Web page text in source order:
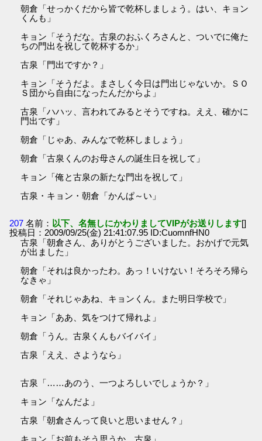
朝倉「せっかくだから皆で乾杯しましょう。はい、キョン
くんも」
キョン「そうだな。古泉のおふくろさんと、ついでに俺た
ちの門出を祝して乾杯するか」
古泉「門出ですか？」
キョン「そうだよ。まさしく今日は門出じゃないか。ＳＯ
Ｓ団から自由になったんだからよ」
古泉「ハハッ、言われてみるとそうですね。ええ、確かに
門出です」
朝倉「じゃあ、みんなで乾杯しましょう」
朝倉「古泉くんのお母さんの誕生日を祝して」
キョン「俺と古泉の新たな門出を祝して」
古泉・キョン・朝倉「かんぱ～い」
207 名前： 以下、名無しにかわりましてVIPがお送りします[]
投稿日：2009/09/25(金) 21:41:07.95 ID:CuomnfHN0
古泉「朝倉さん、ありがとうございました。おかげで元気
が出ました」
朝倉「それは良かったわ。あっ！いけない！そろそろ帰ら
なきゃ」
朝倉「それじゃあね、キョンくん。また明日学校で」
キョン「ああ、気をつけて帰れよ」
朝倉「うん。古泉くんもバイバイ」
古泉「ええ、さようなら」
古泉「……あのう、一つよろしいでしょうか？」
キョン「なんだよ」
古泉「朝倉さんって良いと思いません？」